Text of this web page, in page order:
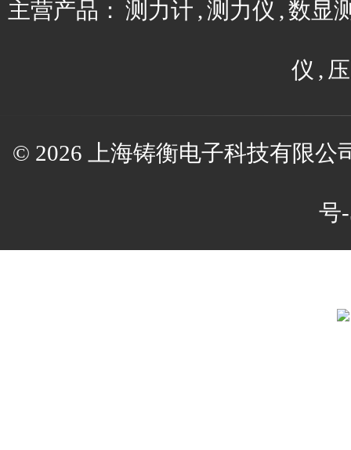
主营产品： 测力计 , 测力仪 , 数显
仪 ,
© 2026 上海铸衡电子科技有限公
号